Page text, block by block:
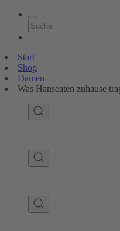
Start
Shop
Damen
Was Hanseaten zuhause